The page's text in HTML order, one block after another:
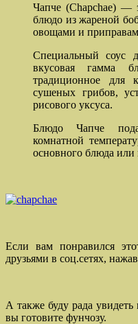
Чапче (Chapchae) —
блюдо из жареной
овощами и
Специальный соус
вкусовая гамма
традиционное для
сушеных грибов,
рисового уксуса.
Блюдо Чапче
комнатной
основного блюда или
Если вам понравился
друзьями в соц.сетях,
А также буду рада
вы готовите фунчозу.